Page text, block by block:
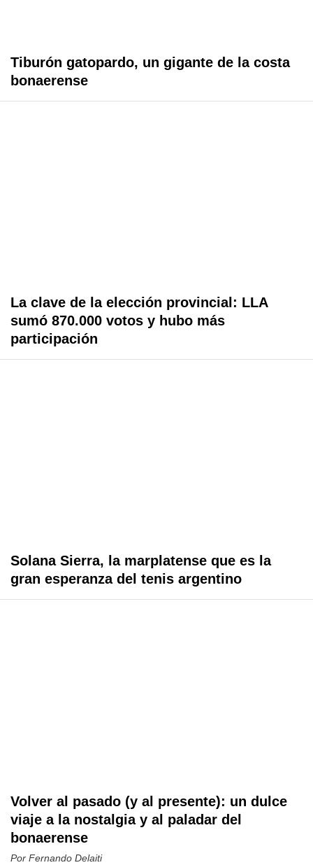
Tiburón gatopardo, un gigante de la costa
bonaerense
La clave de la elección provincial: LLA
sumó 870.000 votos y hubo más
participación
Solana Sierra, la marplatense que es la
gran esperanza del tenis argentino
Volver al pasado (y al presente): un dulce
viaje a la nostalgia y al paladar del
bonaerense
Por Fernando Delaiti